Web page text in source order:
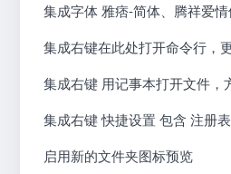
集成字体 雅痞-简体、腾祥爱
集成右键在此处打开命令行，
集成右键 用记事本打开文件，
集成右键 快捷设置 包含 注册
启用新的文件夹图标预览